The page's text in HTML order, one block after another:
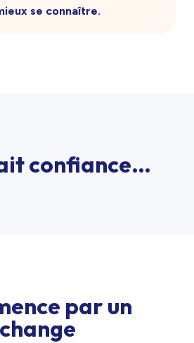
se connaître.
confiance…
par un